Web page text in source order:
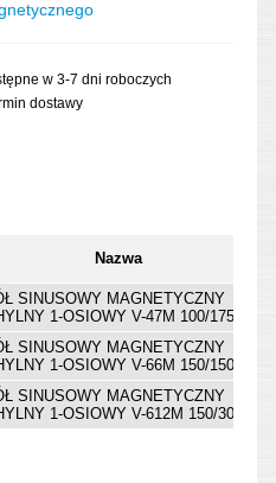
w 3-7 dni roboczych
dostawy
Nazwa
SINUSOWY MAGNETYCZNY
1-OSIOWY V-47M 100/175
SINUSOWY MAGNETYCZNY
1-OSIOWY V-66M 150/150
SINUSOWY MAGNETYCZNY
1-OSIOWY V-612M 150/300